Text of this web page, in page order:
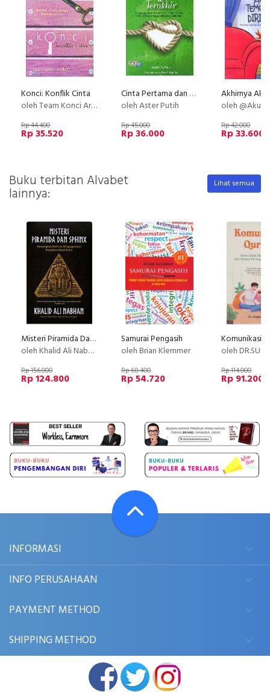
Konci: Konflik Cinta
oleh Team Konci Ardan
Rp 44.400
Rp 35.520
Cinta Pertama dan Terakhir
oleh Aster Putih
Rp 45.000
Rp 36.000
oleh
Rp 42.000
Rp 33.600
Buku terbitan Alvabet
lainnya:
Lihat semua
Misteri Piramida Dan Sphinx
oleh Khalid Ali Nabhan
Rp 156.000
Rp 124.800
Samurai Pengasih
oleh Brian Klemmer
Rp 68.400
Rp 54.720
Komunikasi
oleh
Rp 114.000
Rp 91.200
INFORMASI
INFO PERUSAHAAN
PAYMENT METHOD
SHIPPING METHOD